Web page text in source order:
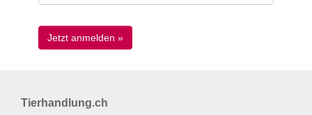
Tierhandlung.ch